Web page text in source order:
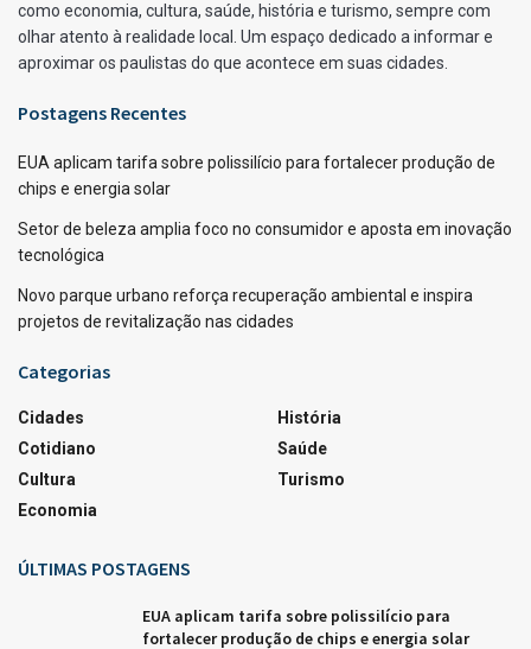
como economia, cultura, saúde, história e turismo, sempre com
olhar atento à realidade local. Um espaço dedicado a informar e
aproximar os paulistas do que acontece em suas cidades.
Postagens Recentes
EUA aplicam tarifa sobre polissilício para fortalecer produção de
chips e energia solar
Setor de beleza amplia foco no consumidor e aposta em inovação
tecnológica
Novo parque urbano reforça recuperação ambiental e inspira
projetos de revitalização nas cidades
Categorias
Cidades
Cotidiano
Cultura
Economia
História
Saúde
Turismo
ÚLTIMAS POSTAGENS
EUA aplicam tarifa sobre polissilício para
fortalecer produção de chips e energia solar